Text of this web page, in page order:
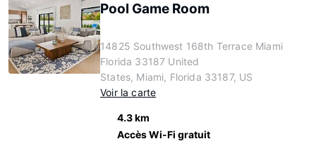
Pool Game Room
14825 Southwest 168th Terrace Miami
Florida 33187 United
States, Miami, Florida 33187, US
Voir la carte
4.3 km
Accès Wi-Fi gratuit